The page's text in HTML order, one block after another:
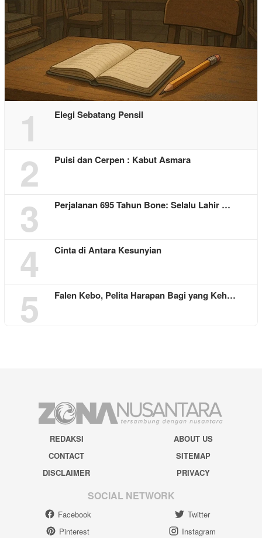
1 Elegi Sebatang Pensil
2 Puisi dan Cerpen : Kabut Asmara
3 Perjalanan 695 Tahun Bone: Selalu Lahir …
4 Cinta di Antara Kesunyian
5 Falen Kebo, Pelita Harapan Bagi yang Keh…
REDAKSI
ABOUT US
CONTACT
SITEMAP
DISCLAIMER
PRIVACY
SOCIAL NETWORK
Facebook
Twitter
Pinterest
Instagram